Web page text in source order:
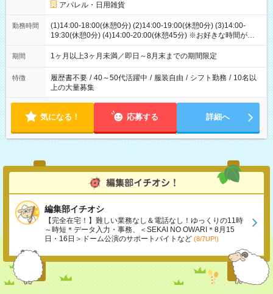
アパレル・日用雑貨
勤務時間
(1)14:00-18:00(休憩0分) (2)14:00-19:00(休憩0分) (3)14:00-
19:30(休憩0分) (4)14:00-20:00(休憩45分) ※お好きな時間が選べ
ます
期間 1ヶ月以上3ヶ月未満／即日～8月末までの期間限定
特徴 履歴書不要 / 40～50代活躍中 / 服装自由 / シフト勤務 / 10名以
上の大量募集
気になる！ 応募する 詳細へ
編集部イチオシ
【完全在宅！】難しい業務なし＆電話なし！ゆっくりの11時
～時短＊データ入力・事務、＜SEKAI NO OWARI＊8月15
日・16日＞ドーム公演のサポートバイトなど (8/7UP!)